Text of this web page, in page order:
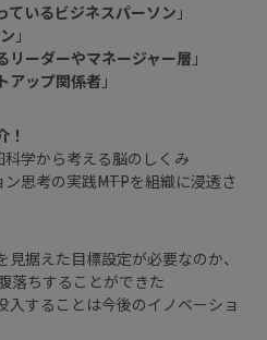
ているビジネスパーソン 」
」
リーダーやマネージャー層 」
アップ関係者 」
！
科学から考える脳のしくみ
思考の実践――MTPを組織に浸透さ
据えた目標設定が必要なのか、
落ちすることができた
することは今後のイノベーショ